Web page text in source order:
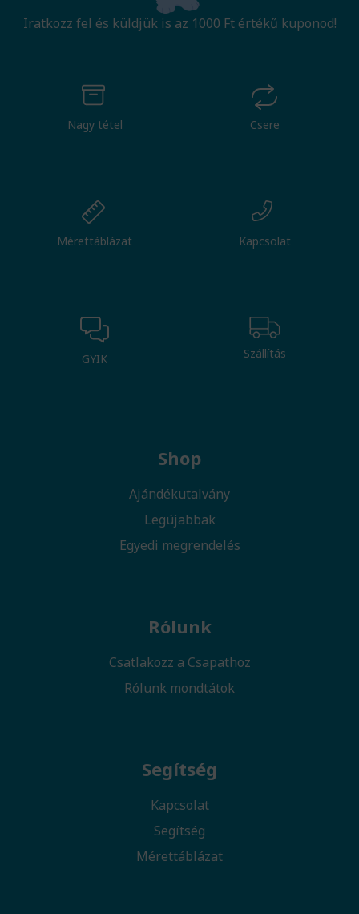
Iratkozz fel és küldjük is az 1000 Ft értékű kuponod!
Nagy tétel Csere
Mérettáblázat Kapcsolat
GYIK Szállítás
Shop
Ajándékutalvány
Legújabbak
Egyedi megrendelés
Rólunk
Csatlakozz a Csapathoz
Rólunk mondtátok
Segítség
Kapcsolat
Segítség
Mérettáblázat